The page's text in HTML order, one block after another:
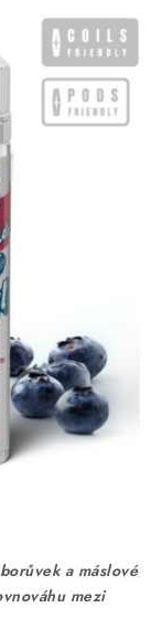
a máslové
mezi